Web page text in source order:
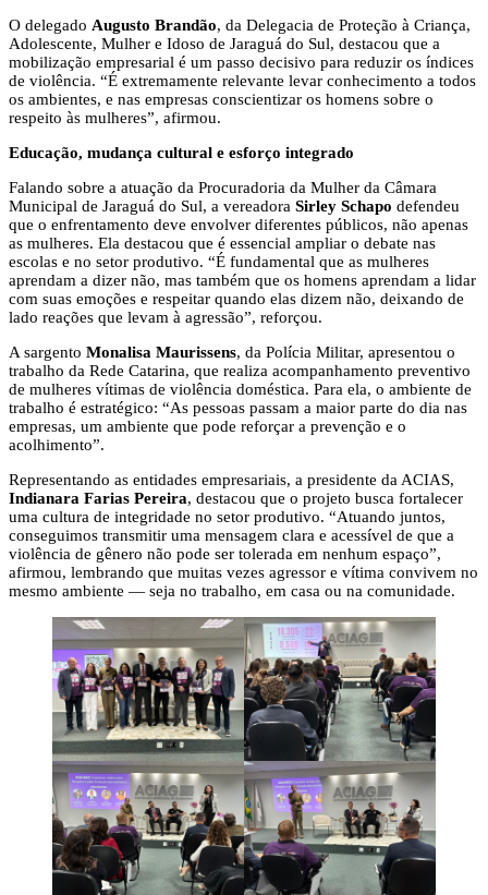
O delegado Augusto Brandão, da Delegacia de Proteção à Criança,
Adolescente, Mulher e Idoso de Jaraguá do Sul, destacou que a
mobilização empresarial é um passo decisivo para reduzir os índices
de violência. “É extremamente relevante levar conhecimento a todos
os ambientes, e nas empresas conscientizar os homens sobre o
respeito às mulheres”, afirmou.
Educação, mudança cultural e esforço integrado
Falando sobre a atuação da Procuradoria da Mulher da Câmara
Municipal de Jaraguá do Sul, a vereadora Sirley Schapo defendeu
que o enfrentamento deve envolver diferentes públicos, não apenas
as mulheres. Ela destacou que é essencial ampliar o debate nas
escolas e no setor produtivo. “É fundamental que as mulheres
aprendam a dizer não, mas também que os homens aprendam a lidar
com suas emoções e respeitar quando elas dizem não, deixando de
lado reações que levam à agressão”, reforçou.
A sargento Monalisa Maurissens, da Polícia Militar, apresentou o
trabalho da Rede Catarina, que realiza acompanhamento preventivo
de mulheres vítimas de violência doméstica. Para ela, o ambiente de
trabalho é estratégico: “As pessoas passam a maior parte do dia nas
empresas, um ambiente que pode reforçar a prevenção e o
acolhimento”.
Representando as entidades empresariais, a presidente da ACIAS,
Indianara Farias Pereira, destacou que o projeto busca fortalecer
uma cultura de integridade no setor produtivo. “Atuando juntos,
conseguimos transmitir uma mensagem clara e acessível de que a
violência de gênero não pode ser tolerada em nenhum espaço”,
afirmou, lembrando que muitas vezes agressor e vítima convivem no
mesmo ambiente — seja no trabalho, em casa ou na comunidade.